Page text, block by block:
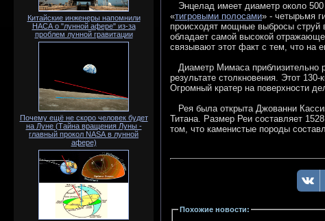
Китайские инженеры напомнили
НАСА о "лунной афере" из-за
проблем лунной гравитации
Почему ещё не скоро человек будет
на Луне (Тайна вращения Луны -
главный прокол NАSА в лунной
афере)
Энцелад имеет диаметр около
«тигровыми полосами» - четырьмя
происходят мощные выбросы струй
обладает самой высокой
связывают этот факт с тем, что на
Диаметр Мимаса приблизительно
результате столкновения. Этот
Огромный кратер на поверхности
Рея была открыта Джованни
Титана. Размер Реи составляет
том, что каменистые породы
Похожие новости: